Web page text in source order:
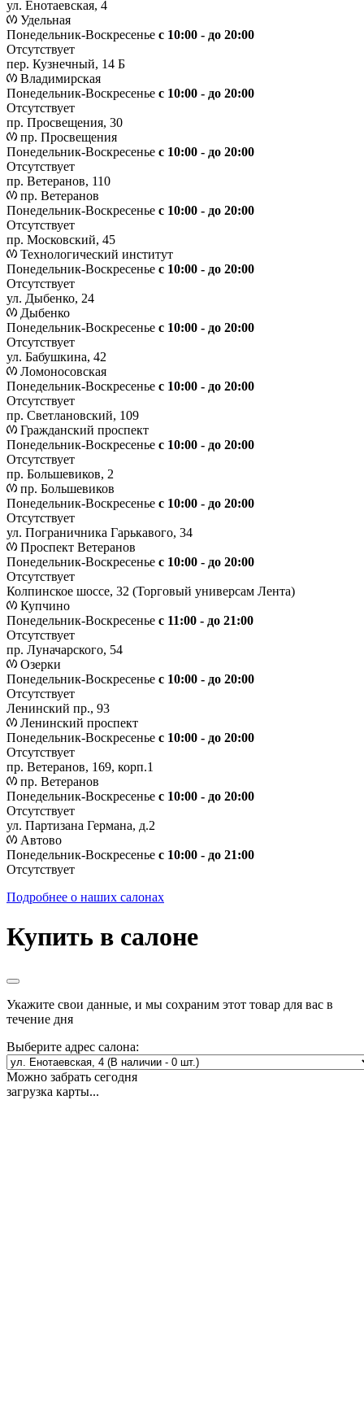
ул. Енотаевская, 4
Удельная
Понедельник-Воскресенье с 10:00 - до 20:00
Отсутствует
пер. Кузнечный, 14 Б
Владимирская
Понедельник-Воскресенье с 10:00 - до 20:00
Отсутствует
пр. Просвещения, 30
пр. Просвещения
Понедельник-Воскресенье c 10:00 - до 20:00
Отсутствует
пр. Ветеранов, 110
пр. Ветеранов
Понедельник-Воскресенье с 10:00 - до 20:00
Отсутствует
пр. Московский, 45
Технологический институт
Понедельник-Воскресенье с 10:00 - до 20:00
Отсутствует
ул. Дыбенко, 24
Дыбенко
Понедельник-Воскресенье с 10:00 - до 20:00
Отсутствует
ул. Бабушкина, 42
Ломоносовская
Понедельник-Воскресенье с 10:00 - до 20:00
Отсутствует
пр. Светлановский, 109
Гражданский проспект
Понедельник-Воскресенье с 10:00 - до 20:00
Отсутствует
пр. Большевиков, 2
пр. Большевиков
Понедельник-Воскресенье с 10:00 - до 20:00
Отсутствует
ул. Пограничника Гарькавого, 34
Проспект Ветеранов
Понедельник-Воскресенье с 10:00 - до 20:00
Отсутствует
Колпинское шоссе, 32 (Торговый универсам Лента)
Купчино
Понедельник-Воскресенье с 11:00 - до 21:00
Отсутствует
пр. Луначарского, 54
Озерки
Понедельник-Воскресенье с 10:00 - до 20:00
Отсутствует
Ленинский пр., 93
Ленинский проспект
Понедельник-Воскресенье с 10:00 - до 20:00
Отсутствует
пр. Ветеранов, 169, корп.1
пр. Ветеранов
Понедельник-Воскресенье с 10:00 - до 20:00
Отсутствует
ул. Партизана Германа, д.2
Автово
Понедельник-Воскресенье с 10:00 - до 21:00
Отсутствует
Подробнее о наших салонах
Купить в салоне
Укажите свои данные, и мы сохраним этот товар для вас в
течение дня
Выберите адрес салона:
Можно забрать сегодня
загрузка карты...